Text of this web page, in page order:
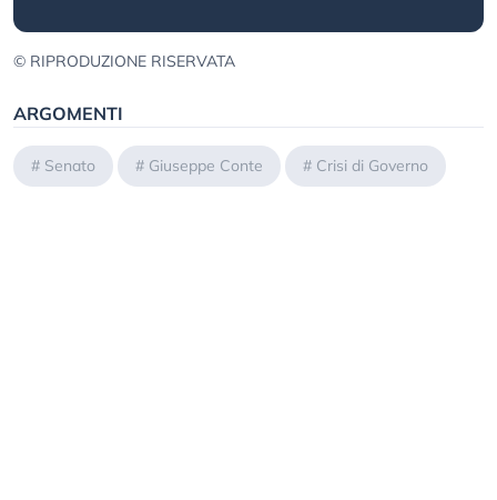
© RIPRODUZIONE RISERVATA
ARGOMENTI
# Senato # Giuseppe Conte # Crisi di Governo